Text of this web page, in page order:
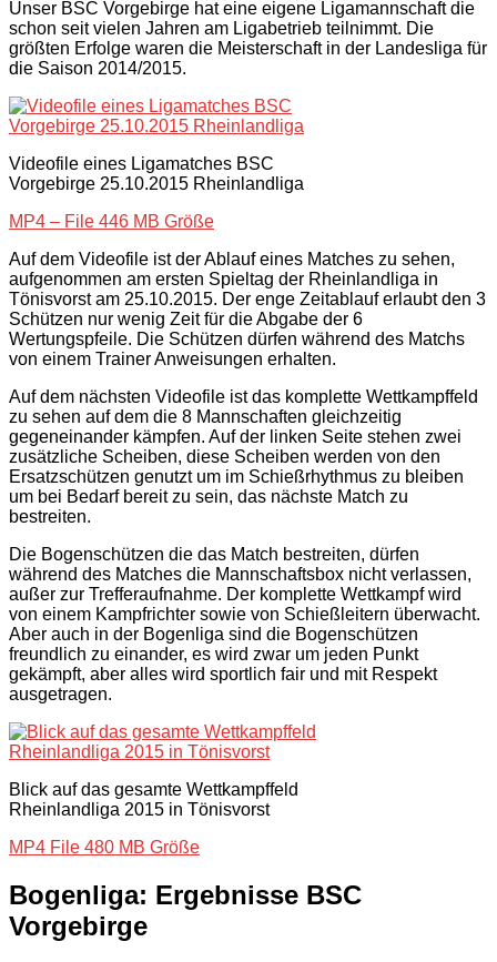
Unser BSC Vorgebirge hat eine eigene Ligamannschaft die
schon seit vielen Jahren am Ligabetrieb teilnimmt. Die
größten Erfolge waren die Meisterschaft in der Landesliga für
die Saison 2014/2015.
Videofile eines Ligamatches BSC
Vorgebirge 25.10.2015 Rheinlandliga
MP4 – File 446 MB Größe
Auf dem Videofile ist der Ablauf eines Matches zu sehen,
aufgenommen am ersten Spieltag der Rheinlandliga in
Tönisvorst am 25.10.2015. Der enge Zeitablauf erlaubt den 3
Schützen nur wenig Zeit für die Abgabe der 6
Wertungspfeile. Die Schützen dürfen während des Matchs
von einem Trainer Anweisungen erhalten.
Auf dem nächsten Videofile ist das komplette Wettkampffeld
zu sehen auf dem die 8 Mannschaften gleichzeitig
gegeneinander kämpfen. Auf der linken Seite stehen zwei
zusätzliche Scheiben, diese Scheiben werden von den
Ersatzschützen genutzt um im Schießrhythmus zu bleiben
um bei Bedarf bereit zu sein, das nächste Match zu
bestreiten.
Die Bogenschützen die das Match bestreiten, dürfen
während des Matches die Mannschaftsbox nicht verlassen,
außer zur Trefferaufnahme. Der komplette Wettkampf wird
von einem Kampfrichter sowie von Schießleitern überwacht.
Aber auch in der Bogenliga sind die Bogenschützen
freundlich zu einander, es wird zwar um jeden Punkt
gekämpft, aber alles wird sportlich fair und mit Respekt
ausgetragen.
Blick auf das gesamte Wettkampffeld
Rheinlandliga 2015 in Tönisvorst
MP4 File 480 MB Größe
Bogenliga: Ergebnisse BSC
Vorgebirge